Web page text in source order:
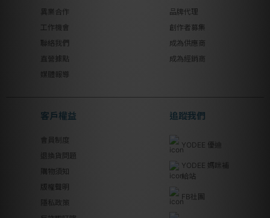
異業合作
工作機會
聯絡我們
直營據點
媒體報導
品牌代理
創作者募集
成為供應商
成為經銷商
客戶權益
會員制度
退換貨問題
購物須知
版權聲明
隱私政策
追蹤我們
YODEE 優迪
YODEE 媽咪補
給站
FB社團